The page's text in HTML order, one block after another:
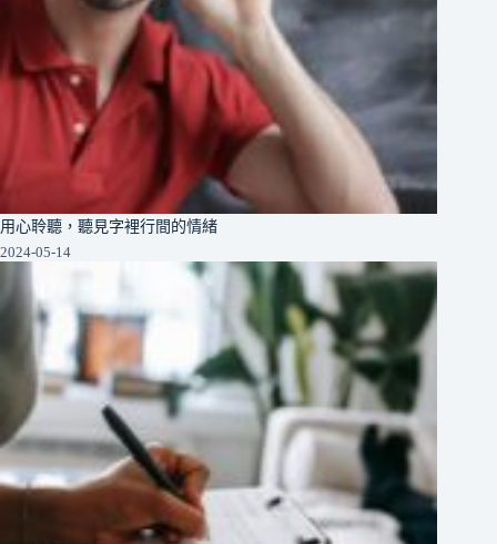
用心聆聽，聽見字裡行間的情緒
2024-05-14